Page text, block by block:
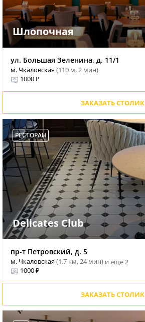
Шлопочная
ул. Большая Зеленина, д. 11/1
м. Чкаловская(110 м, 2 мин)
1000 ₽
ЗАКАЗАТЬ СТОЛИК
РЕСТОРАН
Delicates Club
пр-т Петровский, д. 5
м. Чкаловская(1.7 км, 24 мин) и еще 2
1000 ₽
ЗАКАЗАТЬ СТОЛИК